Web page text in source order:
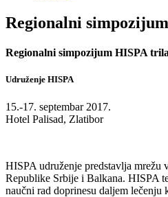
Regionalni
Regionalni simpozijum HISPA
Udruženje HISPA
15.-17. septembar 2017.
Hotel Palisad, Zlatibor
HISPA udruženje predstavlja mrežu
Republike Srbije i Balkana. HISPA
naučni rad doprinesu daljem